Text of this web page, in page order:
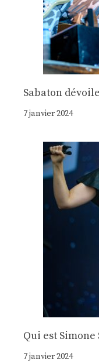
Sabaton
7 janvier 2024
Qui est Simone
7 janvier 2024